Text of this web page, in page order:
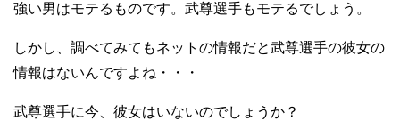
強い男はモテるものです。武尊選手もモテるでしょう。
しかし、調べてみてもネットの情報だと武尊選手の彼女の
情報はないんですよね・・・
武尊選手に今、彼女はいないのでしょうか？